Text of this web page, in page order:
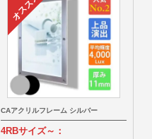
CAアクリルフレーム シルバー
4RBサイズ～：